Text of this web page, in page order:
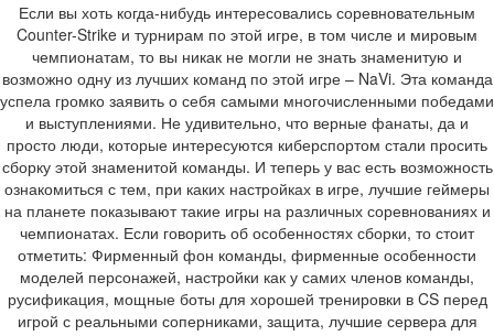
Если вы хоть когда-нибудь интересовались соревновательным
Counter-Strike и турнирам по этой игре, в том числе и мировым
чемпионатам, то вы никак не могли не знать знаменитую и
возможно одну из лучших команд по этой игре – NaVi. Эта команда
успела громко заявить о себя самыми многочисленными победами
и выступлениями. Не удивительно, что верные фанаты, да и
просто люди, которые интересуются киберспортом стали просить
сборку этой знаменитой команды. И теперь у вас есть возможность
ознакомиться с тем, при каких настройках в игре, лучшие геймеры
на планете показывают такие игры на различных соревнованиях и
чемпионатах. Если говорить об особенностях сборки, то стоит
отметить: Фирменный фон команды, фирменные особенности
моделей персонажей, настройки как у самих членов команды,
русификация, мощные боты для хорошей тренировки в CS перед
игрой с реальными соперниками, защита, лучшие сервера для